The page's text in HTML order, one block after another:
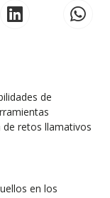
de
retos llamativos
en los